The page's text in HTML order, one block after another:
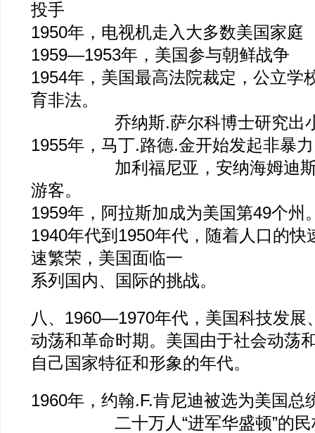
投手
1950年，电视机走入大多数美国家庭
1959—1953年，美国参与朝鲜战争
1954年，美国最高法院裁定，公立学
育非法。
乔纳斯.萨尔科博士研究出小
1955年，马丁.路德.金开始发起非暴
加利福尼亚，安纳海姆迪斯
游客。
1959年，阿拉斯加成为美国第49个州
1940年代到1950年代，随着人口的快
速繁荣，美国面临一
系列国内、国际的挑战。
八、1960—1970年代，美国科技发展
动荡和革命时期。美国由于社会动荡
自己国家特征和形象的年代。
1960年，约翰.F.肯尼迪被选为美国总
二十万人“进军华盛顿”的民